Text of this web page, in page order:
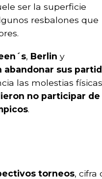
ser la superficie
resbalones que
, Berlin y
sus
las molestias
no participar de
.
torneos, cifra